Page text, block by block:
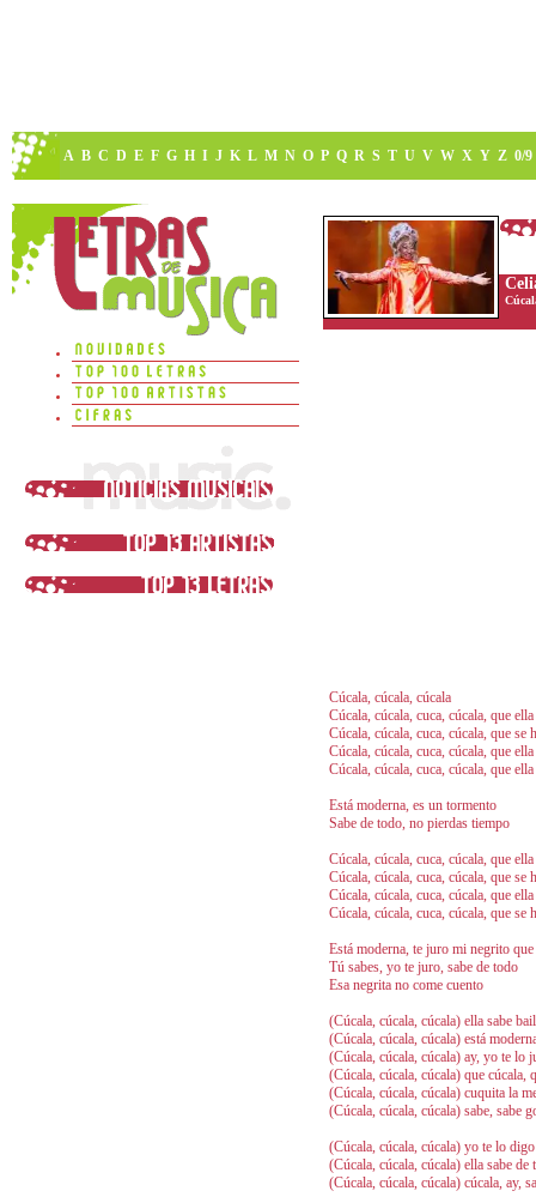
A B C D E F G H I J K L M N O P Q R S T U V W X Y Z 0/9
Cúcala, cúcala, cúcala
Cúcala, cúcala, cuca, cúcala, que ella
Cúcala, cúcala, cuca, cúcala, que se
Cúcala, cúcala, cuca, cúcala, que ella
Cúcala, cúcala, cuca, cúcala, que ella
Está moderna, es un tormento
Sabe de todo, no pierdas tiempo
Cúcala, cúcala, cuca, cúcala, que ella
Cúcala, cúcala, cuca, cúcala, que se
Cúcala, cúcala, cuca, cúcala, que ella
Cúcala, cúcala, cuca, cúcala, que se
Está moderna, te juro mi negrito
Tú sabes, yo te juro, sabe de todo
Esa negrita no come cuento
(Cúcala, cúcala, cúcala) ella sabe
(Cúcala, cúcala, cúcala) está
(Cúcala, cúcala, cúcala) ay, yo te lo
(Cúcala, cúcala, cúcala) que cúcala,
(Cúcala, cúcala, cúcala) cuquita la
(Cúcala, cúcala, cúcala) sabe, sabe
(Cúcala, cúcala, cúcala) yo te lo
(Cúcala, cúcala, cúcala) ella sabe
(Cúcala, cúcala, cúcala) cúcala, ay,